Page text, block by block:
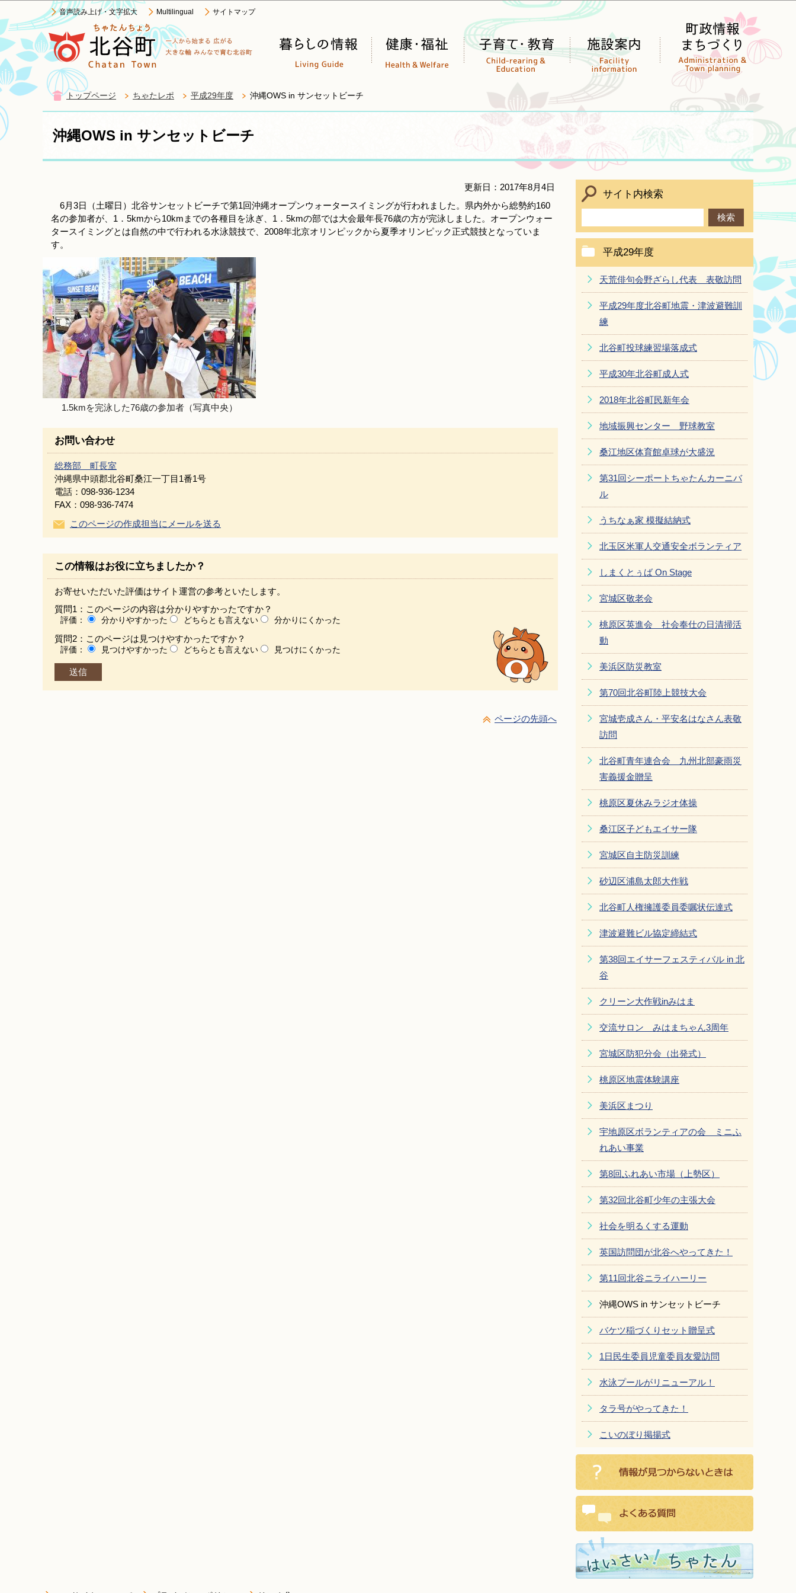
音声読み上げ・文字拡大 Multilingual サイトマップ
トップページ ちゃたレポ 平成29年度 沖縄OWS in サンセットビーチ
沖縄OWS in サンセットビーチ
更新日：2017年8月4日
6月3日（土曜日）北谷サンセットビーチで第1回沖縄オープンウォータースイミングが行われました。県内外から総勢約160
名の参加者が、1．5kmから10kmまでの各種目を泳ぎ、1．5kmの部では大会最年長76歳の方が完泳しました。オープンウォー
タースイミングとは自然の中で行われる水泳競技で、2008年北京オリンピックから夏季オリンピック正式競技となっていま
す。
1.5kmを完泳した76歳の参加者（写真中央）
お問い合わせ
総務部 町長室
沖縄県中頭郡北谷町桑江一丁目1番1号
電話：098-936-1234
FAX：098-936-7474
このページの作成担当にメールを送る
この情報はお役に立ちましたか？
お寄せいただいた評価はサイト運営の参考といたします。
質問1：このページの内容は分かりやすかったですか？
評価： 分かりやすかった どちらとも言えない 分かりにくかった
質問2：このページは見つけやすかったですか？
評価： 見つけやすかった どちらとも言えない 見つけにくかった
ページの先頭へ
サイト内検索
平成29年度
天荒俳句会野ざらし代表 表敬訪問
平成29年度北谷町地震・津波避難訓
練
北谷町投球練習場落成式
平成30年北谷町成人式
2018年北谷町民新年会
地域振興センター 野球教室
桑江地区体育館卓球が大盛況
第31回シーポートちゃたんカーニバ
ル
うちなぁ家 模擬結納式
北玉区米軍人交通安全ボランティア
しまくとぅば On Stage
宮城区敬老会
桃原区英進会 社会奉仕の日清掃活
動
美浜区防災教室
第70回北谷町陸上競技大会
宮城壱成さん・平安名はなさん表敬
訪問
北谷町青年連合会 九州北部豪雨災
害義援金贈呈
桃原区夏休みラジオ体操
桑江区子どもエイサー隊
宮城区自主防災訓練
砂辺区浦島太郎大作戦
北谷町人権擁護委員委嘱状伝達式
津波避難ビル協定締結式
第38回エイサーフェスティバル in 北
谷
クリーン大作戦inみはま
交流サロン みはまちゃん3周年
宮城区防犯分会（出発式）
桃原区地震体験講座
美浜区まつり
宇地原区ボランティアの会 ミニふ
れあい事業
第8回ふれあい市場（上勢区）
第32回北谷町少年の主張大会
社会を明るくする運動
英国訪問団が北谷へやってきた！
第11回北谷ニライハーリー
沖縄OWS in サンセットビーチ
バケツ稲づくりセット贈呈式
1日民生委員児童委員友愛訪問
水泳プールがリニューアル！
タラ号がやってきた！
こいのぼり掲揚式